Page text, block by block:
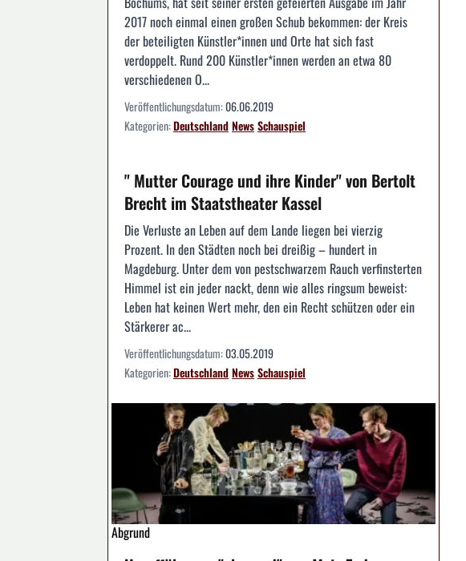
2017 noch einmal einen großen Schub bekommen: der Kreis
der beteiligten Künstler*innen und Orte hat sich fast
verdoppelt. Rund 200 Künstler*innen werden an etwa 80
verschiedenen O...
Veröffentlichungsdatum:06.06.2019
Kategorien:DeutschlandNewsSchauspiel
" Mutter Courage und ihre Kinder" von Bertolt
Brecht im Staatstheater Kassel
Die Verluste an Leben auf dem Lande liegen bei vierzig
Prozent. In den Städten noch bei dreißig – hundert in
Magdeburg. Unter dem von pestschwarzem Rauch verfinsterten
Himmel ist ein jeder nackt, denn wie alles ringsum beweist:
Leben hat keinen Wert mehr, den ein Recht schützen oder ein
Stärkerer ac...
Veröffentlichungsdatum:03.05.2019
Kategorien:DeutschlandNewsSchauspiel
Abgrund